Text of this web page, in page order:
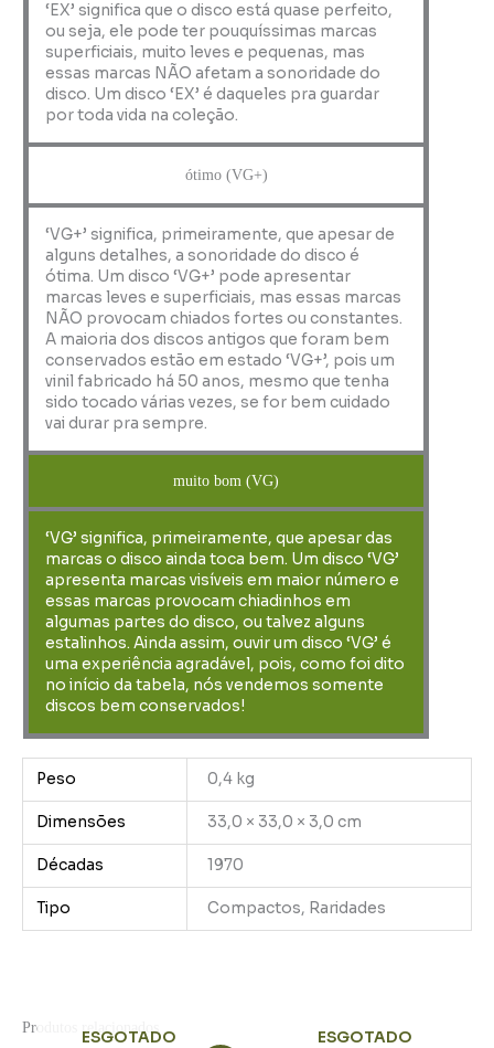
‘EX’ significa que o disco está quase perfeito,
ou seja, ele pode ter pouquíssimas marcas
superficiais, muito leves e pequenas, mas
essas marcas NÃO afetam a sonoridade do
disco. Um disco ‘EX’ é daqueles pra guardar
por toda vida na coleção.
ótimo (VG+)
‘VG+’ significa, primeiramente, que apesar de
alguns detalhes, a sonoridade do disco é
ótima. Um disco ‘VG+’ pode apresentar
marcas leves e superficiais, mas essas marcas
NÃO provocam chiados fortes ou constantes.
A maioria dos discos antigos que foram bem
conservados estão em estado ‘VG+’, pois um
vinil fabricado há 50 anos, mesmo que tenha
sido tocado várias vezes, se for bem cuidado
vai durar pra sempre.
muito bom (VG)
‘VG’ significa, primeiramente, que apesar das
marcas o disco ainda toca bem. Um disco ‘VG’
apresenta marcas visíveis em maior número e
essas marcas provocam chiadinhos em
algumas partes do disco, ou talvez alguns
estalinhos. Ainda assim, ouvir um disco ‘VG’ é
uma experiência agradável, pois, como foi dito
no início da tabela, nós vendemos somente
discos bem conservados!
Peso 0,4 kg
Dimensões 33,0 × 33,0 × 3,0 cm
Décadas 1970
Tipo Compactos, Raridades
Produtos relacionados
ESGOTADO ESGOTADO